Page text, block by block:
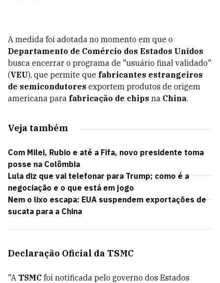
A medida foi adotada no momento em que o
Departamento de Comércio dos Estados Unidos
busca encerrar o programa de "usuário final validado"
(VEU), que permite que fabricantes estrangeiros
de semicondutores exportem produtos de origem
americana para fabricação de chips na China.
Veja também
Com Milei, Rubio e até a Fifa, novo presidente toma
posse na Colômbia
Lula diz que vai telefonar para Trump; como é a
negociação e o que está em jogo
Nem o lixo escapa: EUA suspendem exportações de
sucata para a China
Declaração Oficial da TSMC
"A TSMC foi notificada pelo governo dos Estados